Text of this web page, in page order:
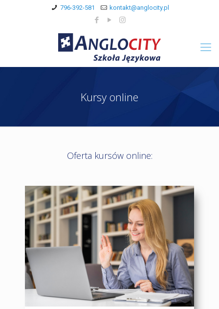
796-392-581 kontakt@anglocity.pl
Kursy online
Oferta kursów online: